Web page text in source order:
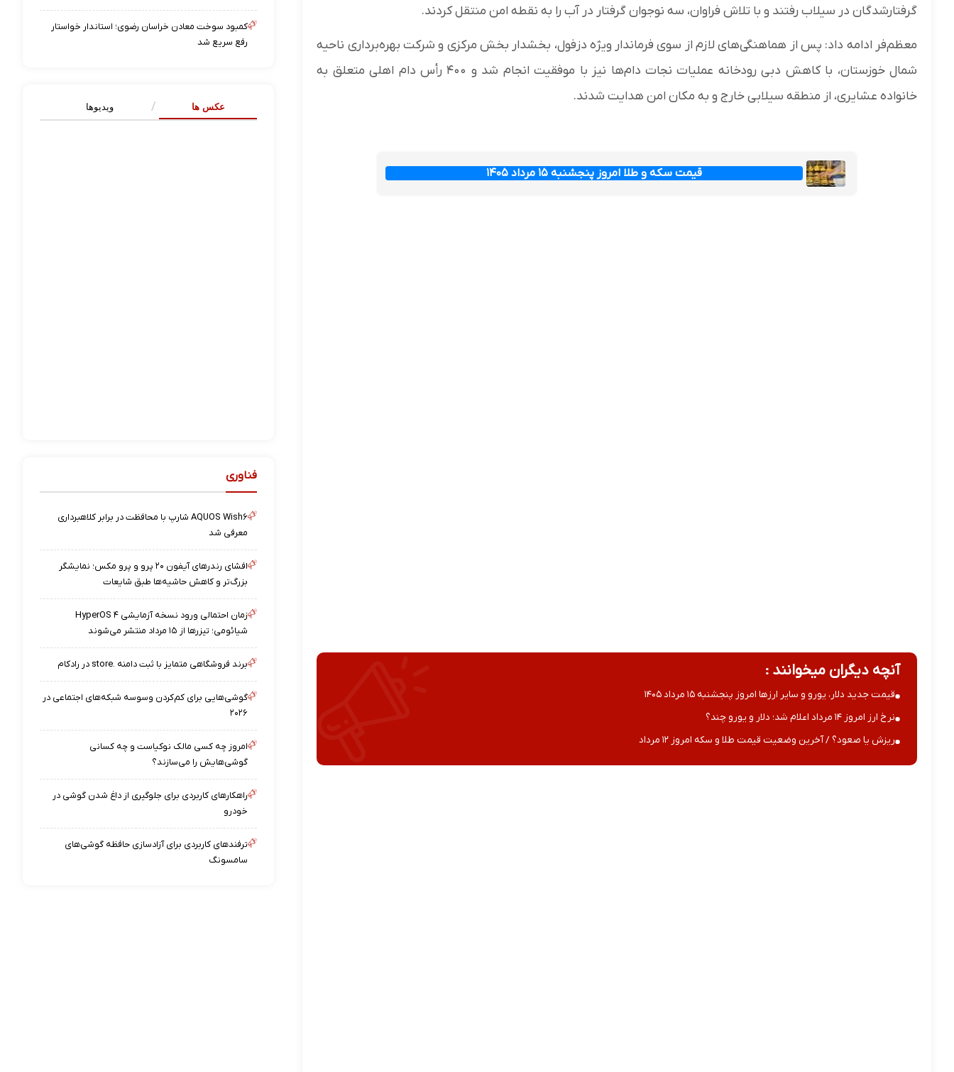
گرفتارشدگان در سیلاب رفتند و با تلاش فراوان، سه نوجوان گرفتار در آب را به نقطه‌ امن منتقل کردند.
معظم‌فر ادامه داد: پس از هماهنگی‌های لازم از سوی فرماندار ویژه دزفول، بخشدار بخش مرکزی و شرکت بهره‌برداری ناحیه
شمال خوزستان، با کاهش دبی رودخانه عملیات نجات دام‌ها نیز با موفقیت انجام شد و ۴۰۰ رأس دام اهلی متعلق به
خانواده عشایری، از منطقه سیلابی خارج و به مکان امن هدایت شدند.
قیمت سکه و طلا امروز پنجشنبه ۱۵ مرداد ۱۴۰۵
آنچه دیگران میخوانند :
قیمت جدید دلار، یورو و سایر ارزها امروز پنجشنبه ۱۵ مرداد ۱۴۰۵
نرخ ارز امروز ۱۴ مرداد اعلام شد؛ دلار و یورو چند؟
ریزش یا صعود؟ / آخرین وضعیت قیمت طلا و سکه امروز ۱۲ مرداد
کمبود سوخت معادن خراسان رضوی؛ استاندار خواستار
رفع سریع شد
عکس ها ویدیوها
فناوری
AQUOS Wish۶ شارپ با محافظت در برابر کلاهبرداری
معرفی شد
افشای رندرهای آیفون ۲۰ پرو و پرو مکس؛ نمایشگر
بزرگ‌تر و کاهش حاشیه‌ها طبق شایعات
زمان احتمالی ورود نسخه آزمایشی HyperOS ۴
شیائومی؛ تیزرها از ۱۵ مرداد منتشر می‌شوند
برند فروشگاهی متمایز با ثبت دامنه .store در رادکام
گوشی‌هایی برای کم‌کردن وسوسه شبکه‌های اجتماعی در
۲۰۲۶
امروز چه کسی مالک نوکیاست و چه کسانی
گوشی‌هایش را می‌سازند؟
راهکارهای کاربردی برای جلوگیری از داغ شدن گوشی در
خودرو
ترفندهای کاربردی برای آزادسازی حافظه گوشی‌های
سامسونگ